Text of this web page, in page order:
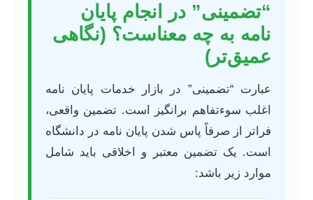
“تضمینی” در انجام پایان
نامه به چه معناست؟ (نگاهی
عمیق‌تر)
عبارت “تضمینی” در بازار خدمات پایان نامه
اغلب سوءتفاهم برانگیز است. تضمین واقعی،
فراتر از صرفاً پاس شدن پایان نامه در دانشگاه
است. یک تضمین معتبر و اخلاقی باید شامل
موارد زیر باشد: